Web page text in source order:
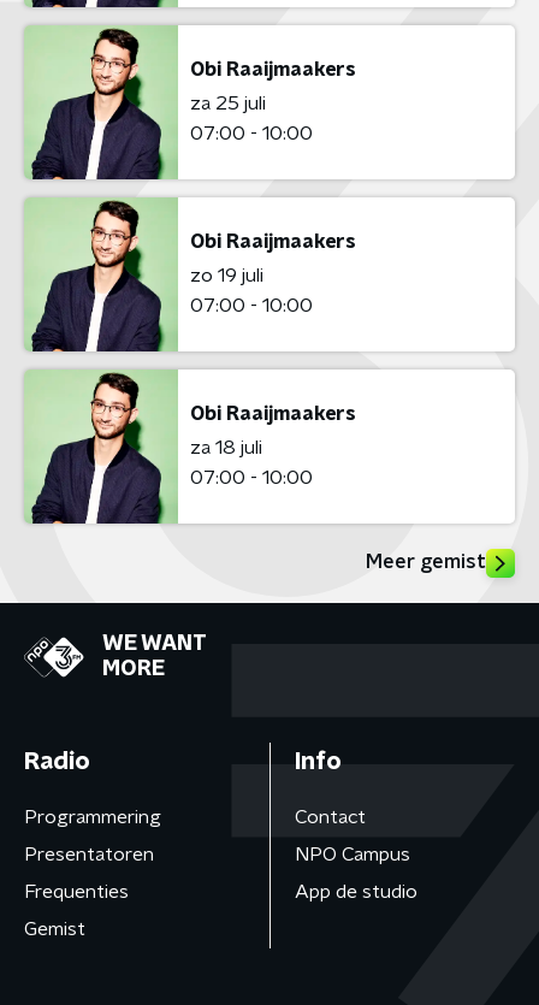
Obi Raaijmaakers
za 25 juli
07:00 - 10:00
Obi Raaijmaakers
zo 19 juli
07:00 - 10:00
Obi Raaijmaakers
za 18 juli
07:00 - 10:00
Meer gemist
WE WANT
MORE
Radio
Programmering
Presentatoren
Frequenties
Gemist
Info
Contact
NPO Campus
App de studio